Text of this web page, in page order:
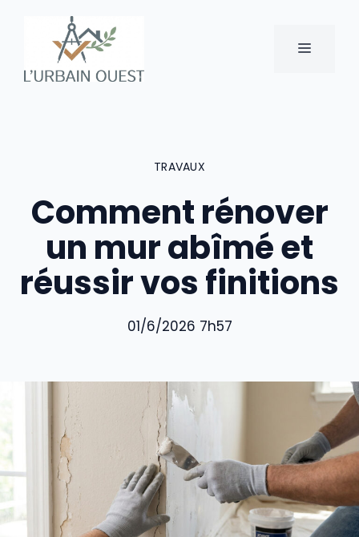
contenu
MENU
TRAVAUX
Comment rénover
un mur abîmé et
réussir vos finitions
01/6/2026 7h57